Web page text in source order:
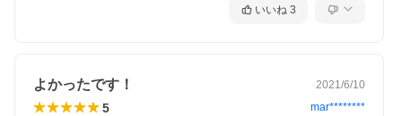
いいね 3
よかったです！ 2021/6/10
5 mar********